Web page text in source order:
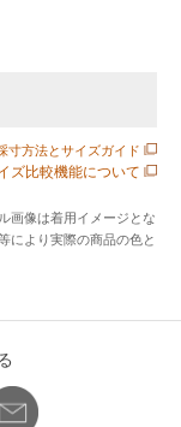
て見える場合が
より、製品と画
寸方法とサイズガイド
ズ比較機能について
画像は着用イメージとな
により実際の商品の色と